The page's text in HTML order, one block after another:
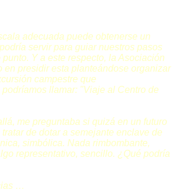
adecuada puede obtenerse un
servir para guiar nuestros pasos
Y a este respecto, la Asociación
en presidir esta planteándose organizar
campestre que
llamar: "Viaje al Centro de
me preguntaba si quizá en un futuro
de dotar a semejante enclave de
simbólica. Nada rimbombante,
representativo, sencillo. ¿Qué podría
…